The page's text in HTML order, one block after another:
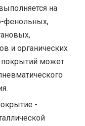
на
фенольных,
и органических
покрытий может
-